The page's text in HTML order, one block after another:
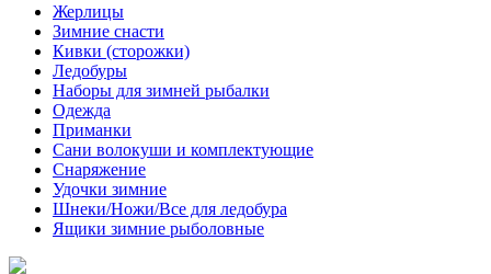
Жерлицы
Зимние снасти
Кивки (сторожки)
Ледобуры
Наборы для зимней рыбалки
Одежда
Приманки
Сани волокуши и комплектующие
Снаряжение
Удочки зимние
Шнеки/Ножи/Все для ледобура
Ящики зимние рыболовные